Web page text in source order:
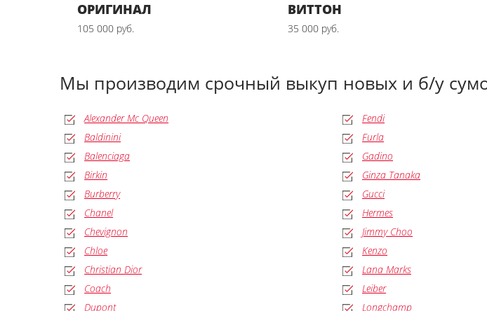
ОРИГИНАЛ
105 000 руб.
ВИТТОН
35 000 руб.
Мы производим срочный выкуп новых и б/у
Alexander Mc Queen
Baldinini
Balenciaga
Birkin
Burberry
Chanel
Chevignon
Chloe
Christian Dior
Coach
Dupont
Fendi
Furla
Gadino
Ginza Tanaka
Gucci
Hermes
Jimmy Choo
Kenzo
Lana Marks
Leiber
Longchamp